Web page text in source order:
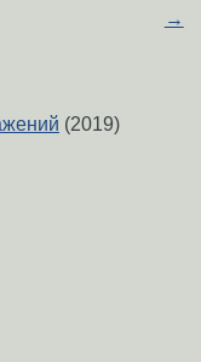
→
(2019)